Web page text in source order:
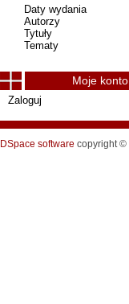
Daty wydania
Autorzy
Tytuły
Tematy
Moje konto
Zaloguj
DSpace software copyright ©